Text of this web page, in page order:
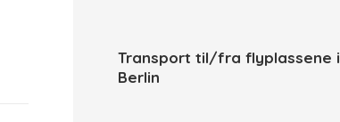
Transport til/fra flyplassene i
Berlin